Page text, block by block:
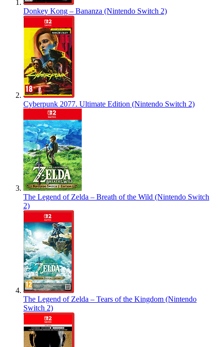
Donkey Kong – Bananza (Nintendo Switch 2)
Cyberpunk 2077. Ultimate Edition (Nintendo Switch 2)
The Legend of Zelda – Breath of the Wild (Nintendo Switch
2)
The Legend of Zelda – Tears of the Kingdom (Nintendo
Switch 2)